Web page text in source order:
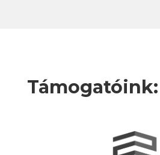
Támogatóink: